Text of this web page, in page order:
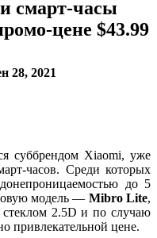
смарт-часы
цене $43.99
28, 2021
суббрендом Xiaomi, уже
часов. Среди которых
до 5
модель — Mibro Lite,
2.5D и по случаю
привлекательной цене.